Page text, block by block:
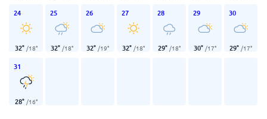
24
32° /18°
25
32° /18°
26
32° /19°
27
32° /18°
28
29° /18°
29
30° /17°
30
29° /17°
31
28° /16°